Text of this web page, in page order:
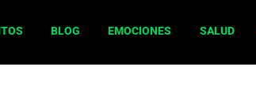
BLOG EMOCIONES SALUD